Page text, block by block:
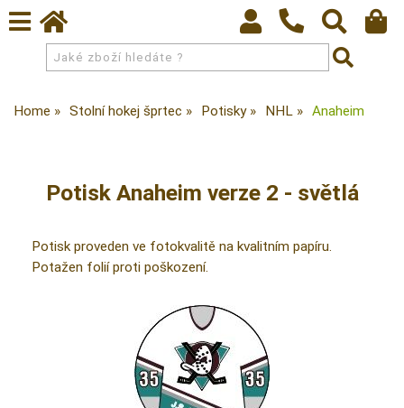
Home Stolní hokej šprtec Potisky NHL Anaheim
Potisk Anaheim verze 2 - světlá
Potisk proveden ve fotokvalitě na kvalitním papíru.
Potažen folií proti poškození.